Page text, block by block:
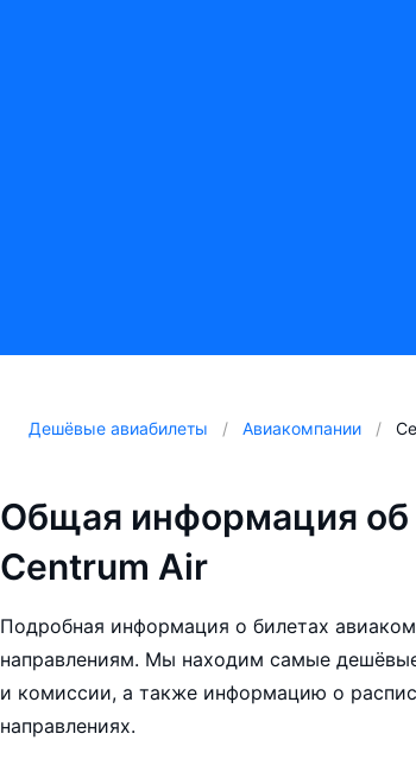
Дешёвые авиабилеты Авиакомпании
Общая информация об
Centrum Air
Подробная информация о билетах
направлениям. Мы находим самые
и комиссии, а также информацию о
направлениях.